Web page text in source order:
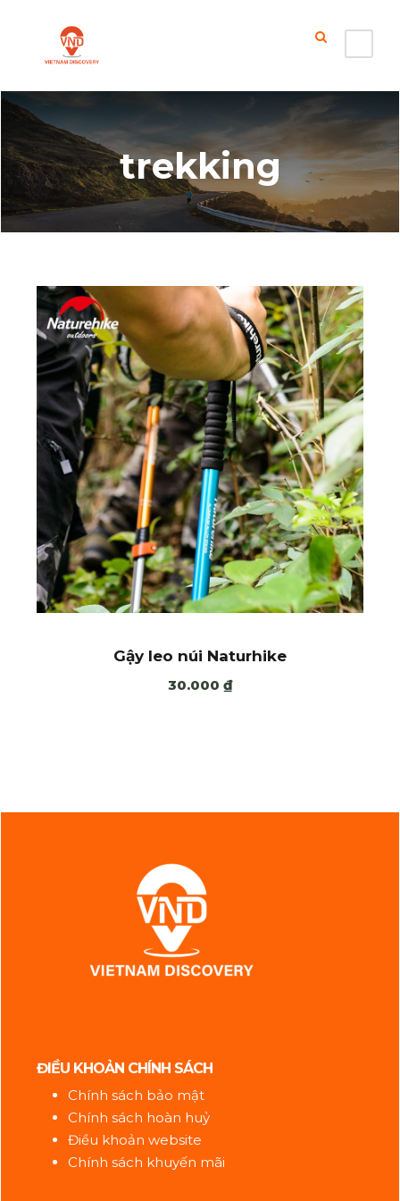
trekking
Gậy leo núi Naturhike
30.000 ₫
ĐIỀU KHOẢN CHÍNH SÁCH
Chính sách bảo mật
Chính sách hoàn huỷ
Điều khoản website
Chính sách khuyến mãi